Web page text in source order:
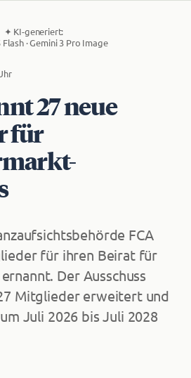
✦ KI-generiert:
· Gemini 3 Pro Image
27 neue
für
FCA
für ihren Beirat für
Der Ausschuss
Mitglieder erweitert und
Juli 2026 bis Juli 2028